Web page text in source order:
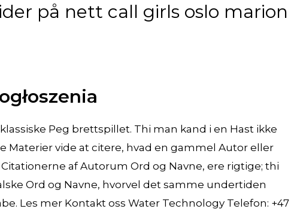
på nett call girls oslo marion
Peg brettspillet. Thi man kand i en Hast ikke
vide at citere, hvad en gammel Autor eller
af Autorum Ord og Navne, ere rigtige; thi
Ord og Navne, hvorvel det samme undertiden
Les mer Kontakt oss Water Technology Telefon: +47